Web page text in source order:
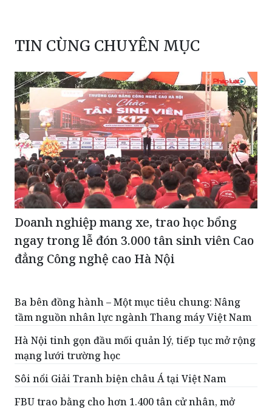
TIN CÙNG CHUYÊN MỤC
Doanh nghiệp mang xe, trao học bổng
ngay trong lễ đón 3.000 tân sinh viên Cao
đẳng Công nghệ cao Hà Nội
Ba bên đồng hành – Một mục tiêu chung: Nâng
tầm nguồn nhân lực ngành Thang máy Việt Nam
Hà Nội tinh gọn đầu mối quản lý, tiếp tục mở rộng
mạng lưới trường học
Sôi nổi Giải Tranh biện châu Á tại Việt Nam
FBU trao bằng cho hơn 1.400 tân cử nhân, mở